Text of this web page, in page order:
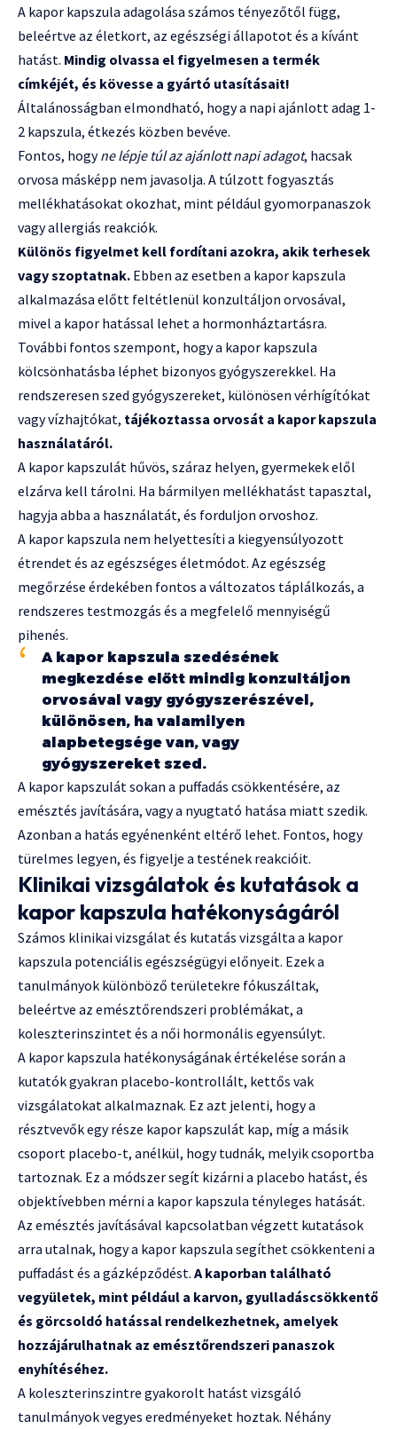
A kapor kapszula adagolása számos tényezőtől függ,
beleértve az életkort, az egészségi állapotot és a kívánt
hatást. Mindig olvassa el figyelmesen a termék
címkéjét, és kövesse a gyártó utasításait!
Általánosságban elmondható, hogy a napi ajánlott adag 1-
2 kapszula, étkezés közben bevéve.
Fontos, hogyne lépje túl az ajánlott napi adagot, hacsak
orvosa másképp nem javasolja. A túlzott fogyasztás
mellékhatásokat okozhat, mint például gyomorpanaszok
vagy allergiás reakciók.
Különös figyelmet kell fordítani azokra, akik terhesek
vagy szoptatnak. Ebben az esetben a kapor kapszula
alkalmazása előtt feltétlenül konzultáljon orvosával,
mivel a kapor hatással lehet a hormonháztartásra.
További fontos szempont, hogy a kapor kapszula
kölcsönhatásba léphet bizonyos gyógyszerekkel. Ha
rendszeresen szed gyógyszereket, különösen vérhígítókat
vagy vízhajtókat, tájékoztassa orvosát a kapor kapszula
használatáról.
A kapor kapszulát hűvös, száraz helyen, gyermekek elől
elzárva kell tárolni. Ha bármilyen mellékhatást tapasztal,
hagyja abba a használatát, és forduljon orvoshoz.
A kapor kapszula nem helyettesíti a kiegyensúlyozott
étrendet és az egészséges életmódot. Az egészség
megőrzése érdekében fontos a változatos táplálkozás, a
rendszeres testmozgás és a megfelelő mennyiségű
pihenés.
A kapor kapszula szedésének
megkezdése előtt mindig konzultáljon
orvosával vagy gyógyszerészével,
különösen, ha valamilyen
alapbetegsége van, vagy
gyógyszereket szed.
A kapor kapszulát sokan a puffadás csökkentésére, az
emésztés javítására, vagy a nyugtató hatása miatt szedik.
Azonban a hatás egyénenként eltérő lehet. Fontos, hogy
türelmes legyen, és figyelje a testének reakcióit.
Klinikai vizsgálatok és kutatások a
kapor kapszula hatékonyságáról
Számos klinikai vizsgálat és kutatás vizsgálta a kapor
kapszula potenciális egészségügyi előnyeit. Ezek a
tanulmányok különböző területekre fókuszáltak,
beleértve az emésztőrendszeri problémákat, a
koleszterinszintet és a női hormonális egyensúlyt.
A kapor kapszula hatékonyságának értékelése során a
kutatók gyakran placebo-kontrollált, kettős vak
vizsgálatokat alkalmaznak. Ez azt jelenti, hogy a
résztvevők egy része kapor kapszulát kap, míg a másik
csoport placebo-t, anélkül, hogy tudnák, melyik csoportba
tartoznak. Ez a módszer segít kizárni a placebo hatást, és
objektívebben mérni a kapor kapszula tényleges hatását.
Az emésztés javításával kapcsolatban végzett kutatások
arra utalnak, hogy a kapor kapszula segíthet csökkenteni a
puffadást és a gázképződést. A kaporban található
vegyületek, mint például a karvon, gyulladáscsökkentő
és görcsoldó hatással rendelkezhetnek, amelyek
hozzájárulhatnak az emésztőrendszeri panaszok
enyhítéséhez.
A koleszterinszintre gyakorolt hatást vizsgáló
tanulmányok vegyes eredményeket hoztak. Néhány